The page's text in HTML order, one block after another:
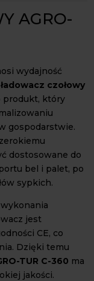
AGRO-
wydajność
ładowacz czołowy
produkt, który
gospodarstwie.
dostosowane do
bel i palet, po
sypkich.
jest
CE, co
Dzięki temu
TUR C-360 ma
jakości.